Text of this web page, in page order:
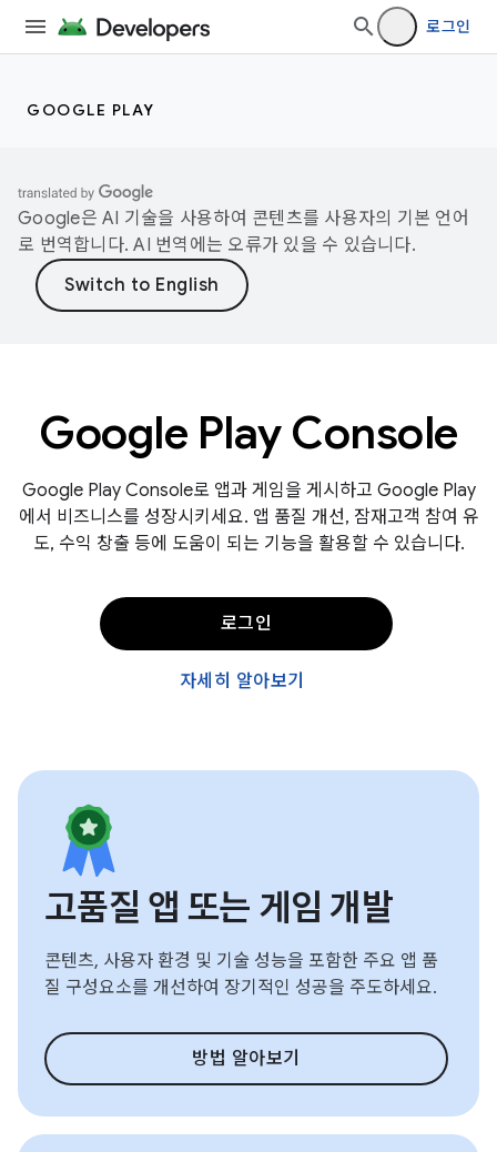
로그인
GOOGLE PLAY
Google은 AI 기술을 사용하여 콘텐츠를 사용자의 기본 언어
로 번역합니다. AI 번역에는 오류가 있을 수 있습니다.
Google Play Console
Google Play Console로 앱과 게임을 게시하고 Google Play
에서 비즈니스를 성장시키세요. 앱 품질 개선, 잠재고객 참여 유
도, 수익 창출 등에 도움이 되는 기능을 활용할 수 있습니다.
로그인
자세히 알아보기
고품질 앱 또는 게임 개발
콘텐츠, 사용자 환경 및 기술 성능을 포함한 주요 앱 품
질 구성요소를 개선하여 장기적인 성공을 주도하세요.
방법 알아보기